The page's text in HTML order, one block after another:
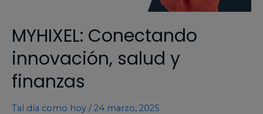
MYHIXEL: Conectando
innovación, salud y
finanzas​
Tal día como hoy /24 marzo, 2025